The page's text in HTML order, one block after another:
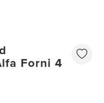
Forni 4